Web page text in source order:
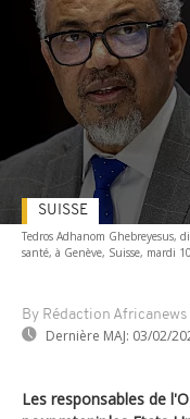
Tedros Adhanom Ghebreyesus,
santé, à Genève, Suisse, mardi
By Rédaction Africanews
Dernière MAJ: 03/02/
SUISSE
Les responsables de